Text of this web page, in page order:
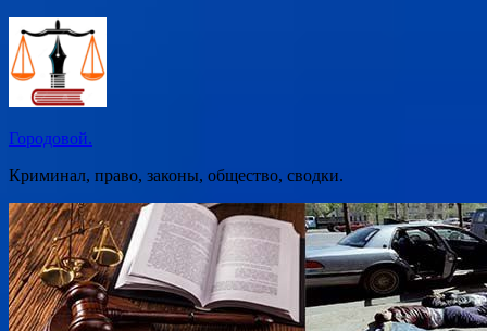
Перейти
содержимому
Городовой.
Криминал, право, законы, общество, сводки.